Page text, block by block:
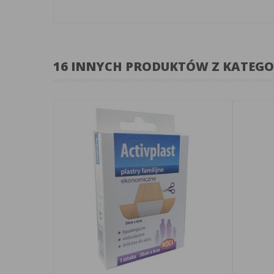
16 INNYCH PRODUKTÓW Z